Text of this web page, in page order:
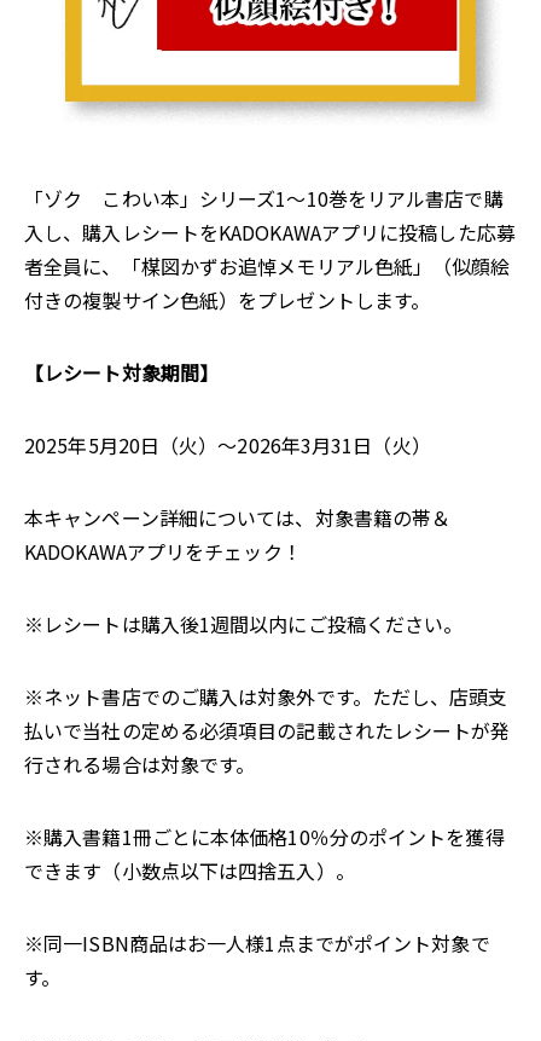
「ゾク こわい本」シリーズ1～10巻をリアル書店で購
入し、購入レシートをKADOKAWAアプリに投稿した応募
者全員に、「楳図かずお追悼メモリアル色紙」（似顔絵
付きの複製サイン色紙）をプレゼントします。
【レシート対象期間】
2025年5月20日（火）～2026年3月31日（火）
本キャンペーン詳細については、対象書籍の帯＆
KADOKAWAアプリをチェック！
※レシートは購入後1週間以内にご投稿ください。
※ネット書店でのご購入は対象外です。ただし、店頭支
払いで当社の定める必須項目の記載されたレシートが発
行される場合は対象です。
※購入書籍1冊ごとに本体価格10％分のポイントを獲得
できます（小数点以下は四捨五入）。
※同一ISBN商品はお一人様1点までがポイント対象で
す。